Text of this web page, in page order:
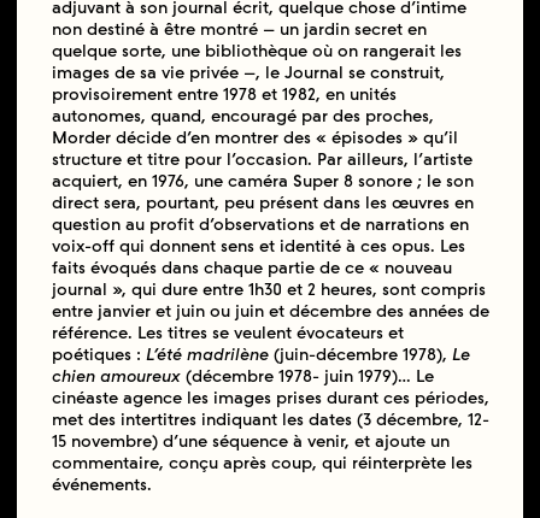
adjuvant à son journal écrit, quelque chose d’intime
non destiné à être montré – un jardin secret en
quelque sorte, une bibliothèque où on rangerait les
images de sa vie privée –, le Journal se construit,
provisoirement entre 1978 et 1982, en unités
autonomes, quand, encouragé par des proches,
Morder décide d’en montrer des « épisodes » qu’il
structure et titre pour l’occasion. Par ailleurs, l’artiste
acquiert, en 1976, une caméra Super 8 sonore ; le son
direct sera, pourtant, peu présent dans les œuvres en
question au profit d’observations et de narrations en
voix-off qui donnent sens et identité à ces opus. Les
faits évoqués dans chaque partie de ce « nouveau
journal », qui dure entre 1h30 et 2 heures, sont compris
entre janvier et juin ou juin et décembre des années de
référence. Les titres se veulent évocateurs et
poétiques : L’été madrilène(juin-décembre 1978), Le
chien amoureux (décembre 1978- juin 1979)… Le
cinéaste agence les images prises durant ces périodes,
met des intertitres indiquant les dates (3 décembre, 12-
15 novembre) d’une séquence à venir, et ajoute un
commentaire, conçu après coup, qui réinterprète les
événements.